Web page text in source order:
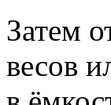
Затем
весов